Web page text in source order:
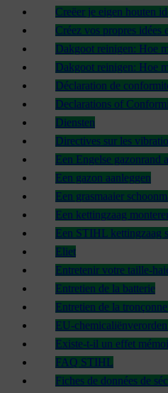
Creëer je eigen houten
Créez vos propres idées
Dakgoot reinigen: Hoe
Dakgoot reinigen: Hoe
Déclaration de
Declarations of
Diensten
Directives sur les
Een Engelse gazonrand
Een gazon aanleggen
Een grasmaaier
Een kettingzaag
Een STIHL kettingzaag
Eliet
Entretenir votre taille-
Entretien de la batterie
Entretien de la
EU-
Existe-t-il un effet
FAQ STIHL
Fiches de données de